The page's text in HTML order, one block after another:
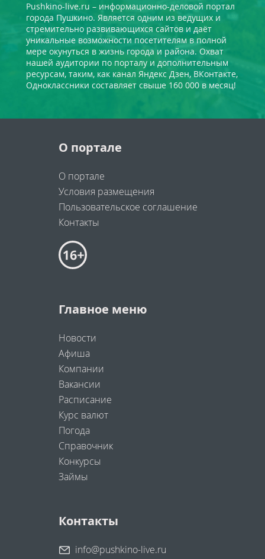
Pushkino-live.ru – информационно-деловой портал
города Пушкино. Является одним из ведущих и
стремительно развивающихся сайтов и даёт
уникальные возможности посетителям в полной
мере окунуться в жизнь города и района. Охват
нашей аудитории по порталу и дополнительным
ресурсам, таким, как канал Яндекс Дзен, ВКонтакте,
Одноклассники составляет свыше 160 000 в месяц!
О портале
О портале
Условия размещения
Пользовательское соглашение
Контакты
Главное меню
Новости
Афиша
Компании
Вакансии
Расписание
Курс валют
Погода
Справочник
Конкурсы
Займы
Контакты
info@pushkino-live.ru